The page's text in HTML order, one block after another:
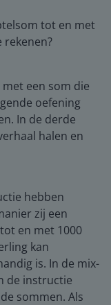
tot en met
rekenen?
een som die
oefening
In de derde
halen en
hebben
zij een
en met 1000
kan
is. In de mix-
de instructie
sommen. Als